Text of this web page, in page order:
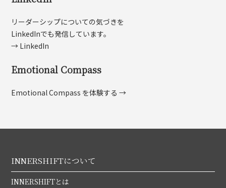
リーダーシップについての気づきを
LinkedInでも発信しています。
→ LinkedIn
Emotional Compass
Emotional Compass を体験する →
INNERSHIFTについて
INNERSHIFTとは